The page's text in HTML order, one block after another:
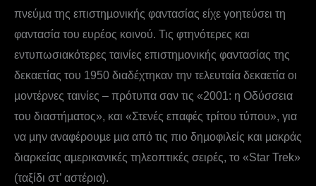
πνεύµα της επιστηµονικής φαντασίας είχε γοητεύσει τη
φαντασία του ευρέος κοινού. Τις φτηνότερες και
εντυπωσιακότερες ταινίες επιστηµονικής φαντασίας της
δεκαετίας του 1950 διαδέχτηκαν την τελευταία δεκαετία οι
µοντέρνες ταινίες – πρότυπα σαν τις «2001: η Οδύσσεια
του διαστήµατος», και «Στενές επαφές τρίτου τύπου», για
να µην αναφέρουµε µια από τις πιο δηµοφιλείς και µακράς
διαρκείας αµερικανικές τηλεοπτικές σειρές, το «Star Trek»
(ταξίδι στ’ αστέρια).